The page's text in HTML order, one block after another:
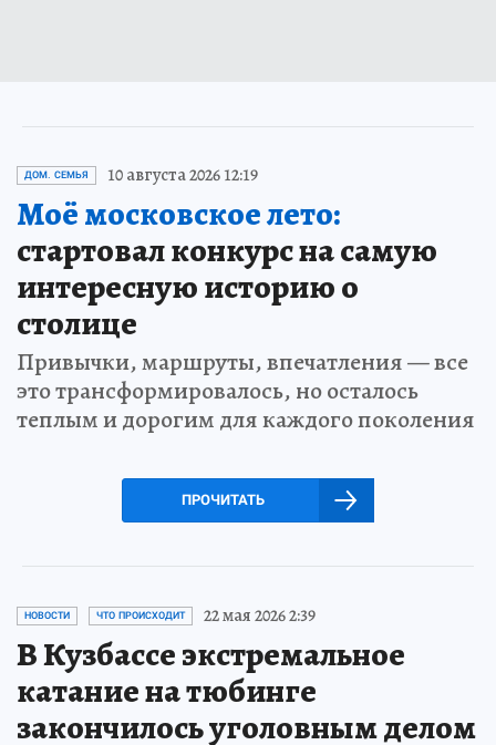
ДОМ. СЕМЬЯ 10 августа 2026 12:19
Моё московское лето:
стартовал конкурс на самую
интересную историю о
столице
Привычки, маршруты, впечатления — все
это трансформировалось, но осталось
теплым и дорогим для каждого поколения
ПРОЧИТАТЬ
НОВОСТИ ЧТО ПРОИСХОДИТ 22 мая 2026 2:39
В Кузбассе экстремальное
катание на тюбинге
закончилось уголовным делом